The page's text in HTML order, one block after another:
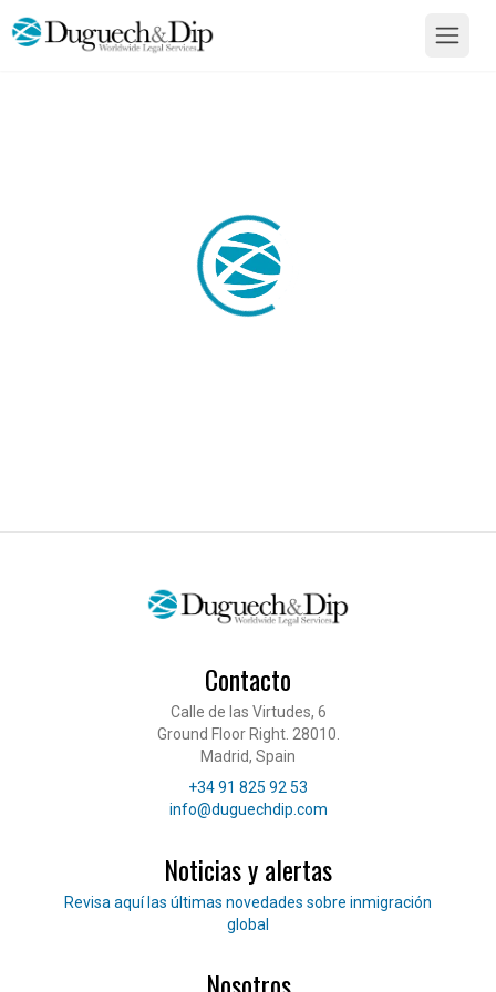
Contacto
Calle de las Virtudes, 6
Ground Floor Right. 28010.
Madrid, Spain
Teléfono
+34 91 825 92 53
Correo electrónico
info@duguechdip.com
Noticias y alertas
Lee nuestras noticias
Revisa aquí las últimas novedades sobre inmigración
global